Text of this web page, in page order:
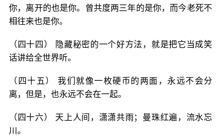
你，离开的也是你。曾共度两三年的是你，而今老死不
相往来也是你。
（四十四） 隐藏秘密的一个好方法，就是把它当成笑
话讲给全世界听。
（四十五） 我们就像一枚硬币的两面，永远不会分
离，但是，也永远不会在一起。
（四十六） 天上人间，潇潇共雨；曼珠红遍，流水忘
川。